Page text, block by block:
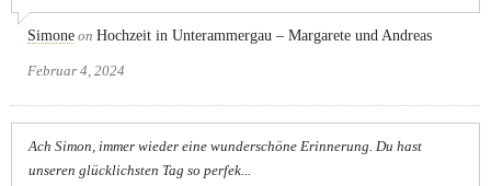
Simone on Hochzeit in Unterammergau – Margarete und Andreas
Februar 4, 2024
Ach Simon, immer wieder eine wunderschöne Erinnerung. Du hast
unseren glücklichsten Tag so perfek...